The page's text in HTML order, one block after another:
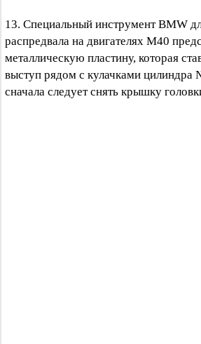
13. Специальный инструмент BMW
распредвала на двигателях М40
металлическую пластину, которая
выступ рядом с кулачками цилиндра
сначала следует снять крышку